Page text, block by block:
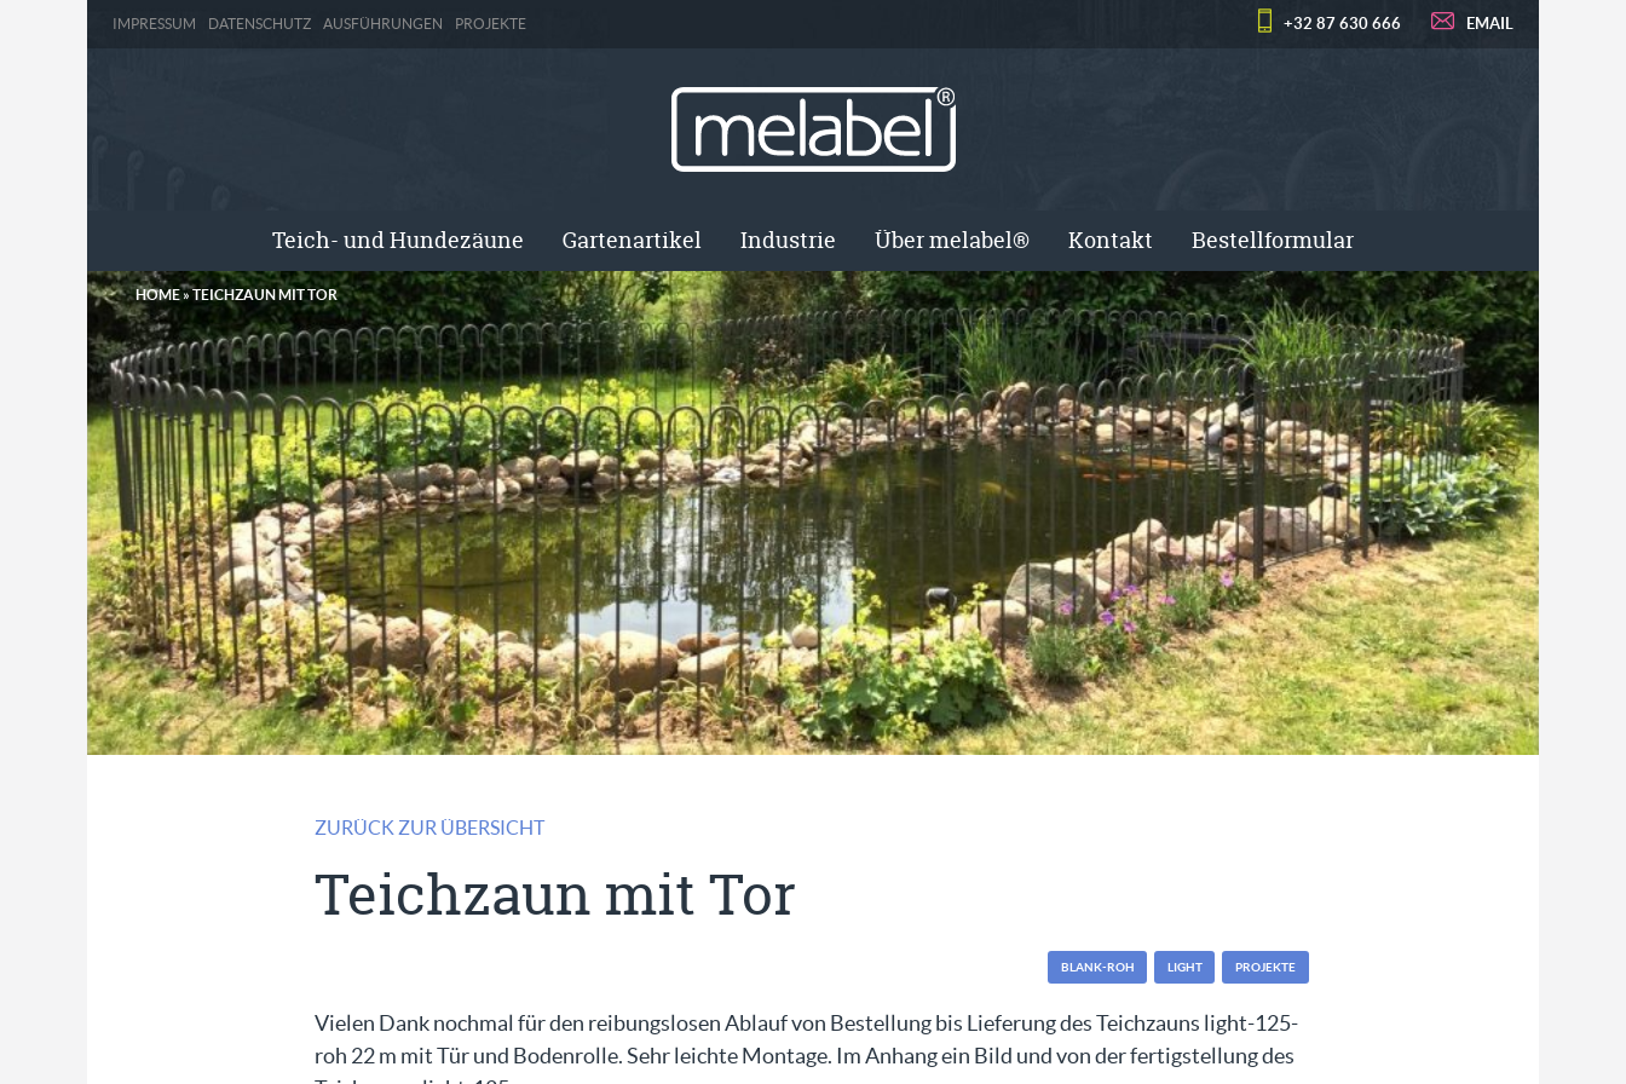
IMPRESSUM DATENSCHUTZ AUSFÜHRUNGEN PROJEKTE +32 87 630 666 EMAIL
Teich- und Hundezäune Gartenartikel Industrie Über melabel® Kontakt Bestellformular
HOME»TEICHZAUN MIT TOR
ZURÜCK ZUR ÜBERSICHT
Teichzaun mit Tor
BLANK-ROH LIGHT PROJEKTE
Vielen Dank nochmal für den reibungslosen Ablauf von Bestellung bis Lieferung des Teichzauns light-125-
roh 22 m mit Tür und Bodenrolle. Sehr leichte Montage. Im Anhang ein Bild und von der fertigstellung des